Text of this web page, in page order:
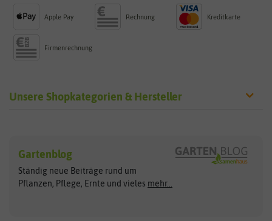
Apple Pay Rechnung Kreditkarte
Firmenrechnung
Unsere Shopkategorien & Hersteller
Exotische Samen
Gemüsesamen
Gründünger
Arche Noah
ASB Greenworld
Clever Pots
COMPO
Gartenblog
Ständig neue Beiträge rund um
Pflanzen, Pflege, Ernte und vieles mehr...